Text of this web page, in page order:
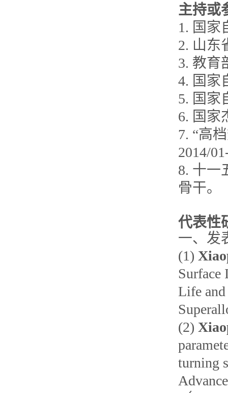
主持或
1. 国家
2. 山东
3. 教育
4. 国家
5. 国家
6. 国家
7. “高
2014/
8. 十一
骨干。
代表性
一、发
(1)
Surface
Life and
(2)
turning